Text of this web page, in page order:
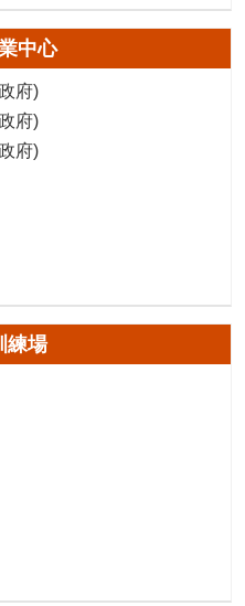
中心
府)
府)
府)
練場